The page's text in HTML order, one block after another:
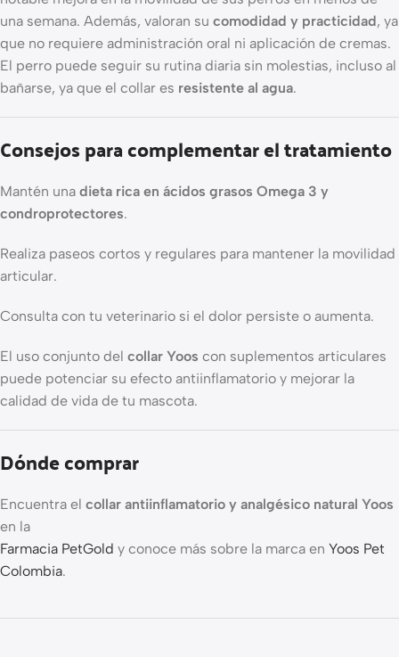
una semana. Además, valoran su comodidad y practicidad, ya
que no requiere administración oral ni aplicación de cremas.
El perro puede seguir su rutina diaria sin molestias, incluso al
bañarse, ya que el collar es resistente al agua.
Consejos para complementar el tratamiento
Mantén una dieta rica en ácidos grasos Omega 3 y
condroprotectores.
Realiza paseos cortos y regulares para mantener la movilidad
articular.
Consulta con tu veterinario si el dolor persiste o aumenta.
El uso conjunto del collar Yoos con suplementos articulares
puede potenciar su efecto antiinflamatorio y mejorar la
calidad de vida de tu mascota.
Dónde comprar
Encuentra el collar antiinflamatorio y analgésico natural Yoos
en la
Farmacia PetGold y conoce más sobre la marca en Yoos Pet
Colombia.